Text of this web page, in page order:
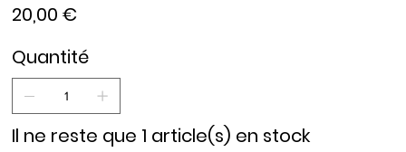
20,00 €
Quantité
Il ne reste que 1 article(s) en stock